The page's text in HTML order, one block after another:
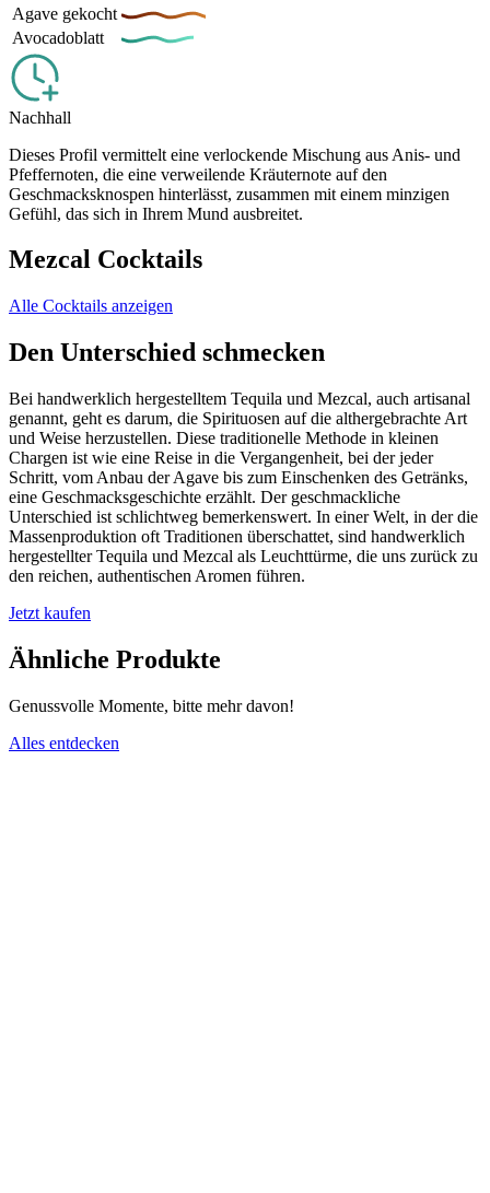
Agave gekocht
Avocadoblatt
Nachhall
Dieses Profil vermittelt eine verlockende Mischung aus Anis- und
Pfeffernoten, die eine verweilende Kräuternote auf den
Geschmacksknospen hinterlässt, zusammen mit einem minzigen
Gefühl, das sich in Ihrem Mund ausbreitet.
Mezcal Cocktails
Alle Cocktails anzeigen
Den Unterschied schmecken
Bei handwerklich hergestelltem Tequila und Mezcal, auch artisanal
genannt, geht es darum, die Spirituosen auf die althergebrachte Art
und Weise herzustellen. Diese traditionelle Methode in kleinen
Chargen ist wie eine Reise in die Vergangenheit, bei der jeder
Schritt, vom Anbau der Agave bis zum Einschenken des Getränks,
eine Geschmacksgeschichte erzählt. Der geschmackliche
Unterschied ist schlichtweg bemerkenswert. In einer Welt, in der die
Massenproduktion oft Traditionen überschattet, sind handwerklich
hergestellter Tequila und Mezcal als Leuchttürme, die uns zurück zu
den reichen, authentischen Aromen führen.
Jetzt kaufen
Ähnliche Produkte
Genussvolle Momente, bitte mehr davon!
Alles entdecken